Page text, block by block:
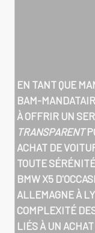
EN TANT QUE
BAM-
À OFFRIR UN
TRANSPARENT
ACHAT DE
TOUTE
BMW X5
ALLEMAGNE À
COMPLEXITÉ
LIÉS À UN